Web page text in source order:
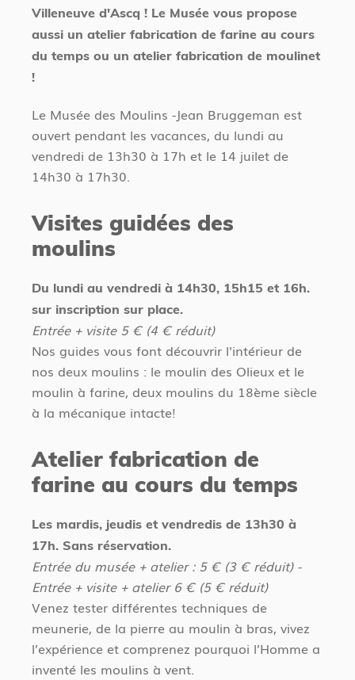
i
Villeneuve d'Ascq ! Le Musée vous propose
aussi un atelier fabrication de farine au cours
du temps ou un atelier fabrication de moulinet
!
Le Musée des Moulins -Jean Bruggeman est
ouvert pendant les vacances, du lundi au
vendredi de 13h30 à 17h et le 14 juilet de
14h30 à 17h30.
Visites guidées des
moulins
Du lundi au vendredi à 14h30, 15h15 et 16h.
sur inscription sur place.
Entrée + visite 5 € (4 € réduit)
Nos guides vous font découvrir l'intérieur de
nos deux moulins : le moulin des Olieux et le
moulin à farine, deux moulins du 18ème siècle
à la mécanique intacte!
Atelier fabrication de
farine au cours du temps
Les mardis, jeudis et vendredis de 13h30 à
17h. Sans réservation.
Entrée du musée + atelier : 5 € (3 € réduit) -
Entrée + visite + atelier 6 € (5 € réduit)
Venez tester différentes techniques de
meunerie, de la pierre au moulin à bras, vivez
l’expérience et comprenez pourquoi l’Homme a
inventé les moulins à vent.